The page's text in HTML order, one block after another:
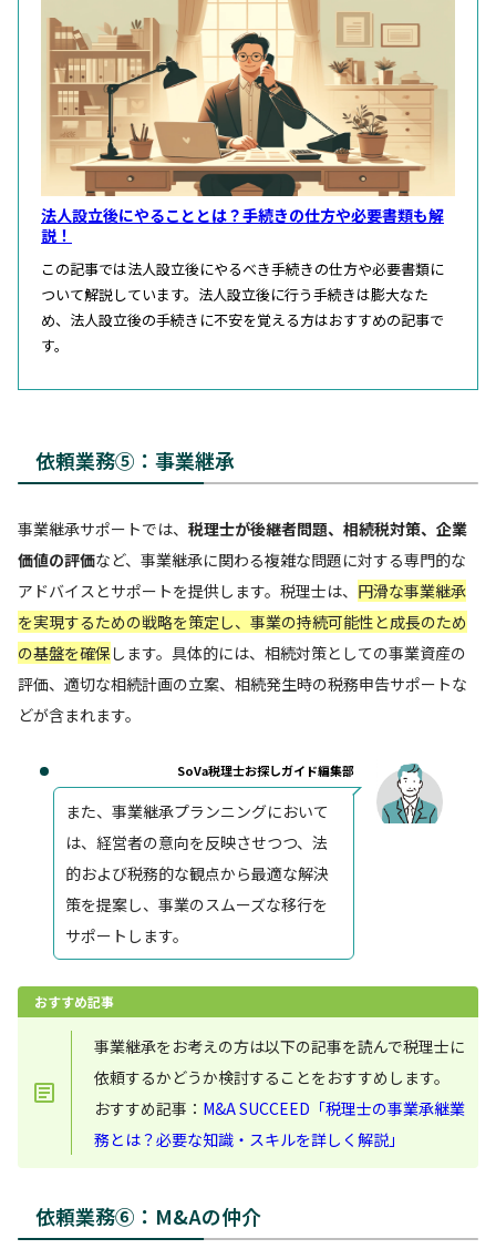
法人設立後にやることとは？手続きの仕方や必要書類も解
説！
この記事では法人設立後にやるべき手続きの仕方や必要書類に
ついて解説しています。法人設立後に行う手続きは膨大なた
め、法人設立後の手続きに不安を覚える方はおすすめの記事で
す。
依頼業務⑤：事業継承
事業継承サポートでは、 税理士が後継者問題、相続税対策、企業
価値の評価など、事業継承に関わる複雑な問題に対する専門的な
アドバイスとサポートを提供します。税理士は、 円滑な事業継承
を実現するための戦略を策定し、事業の持続可能性と成長のため
の基盤を確保 します。具体的には、相続対策としての事業資産の
評価、適切な相続計画の立案、相続発生時の税務申告サポートな
どが含まれます。
SoVa税理士お探しガイド編集部
また、事業継承プランニングにおいて
は、経営者の意向を反映させつつ、法
的および税務的な観点から最適な解決
策を提案し、事業のスムーズな移行を
サポートします。
おすすめ記事
事業継承をお考えの方は以下の記事を読んで税理士に
依頼するかどうか検討することをおすすめします。
おすすめ記事： M&A SUCCEED「税理士の事業承継業
務とは？必要な知識・スキルを詳しく解説」
依頼業務⑥：M&Aの仲介